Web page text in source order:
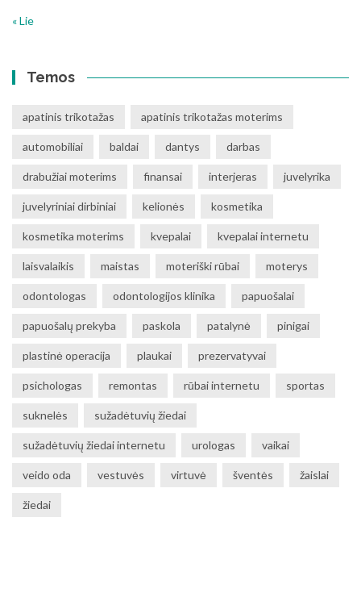
« Lie
Temos
apatinis trikotažas apatinis trikotažas moterims
automobiliai baldai dantys darbas
drabužiai moterims finansai interjeras juvelyrika
juvelyriniai dirbiniai kelionės kosmetika
kosmetika moterims kvepalai kvepalai internetu
laisvalaikis maistas moteriški rūbai moterys
odontologas odontologijos klinika papuošalai
papuošalų prekyba paskola patalynė pinigai
plastinė operacija plaukai prezervatyvai
psichologas remontas rūbai internetu sportas
suknelės sužadėtuvių žiedai
sužadėtuvių žiedai internetu urologas vaikai
veido oda vestuvės virtuvė šventės žaislai
žiedai